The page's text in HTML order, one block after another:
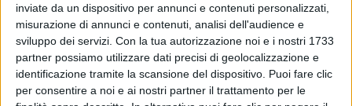
inviate da un dispositivo per annunci e contenuti personalizzati,
misurazione di annunci e contenuti, analisi dell'audience e
sviluppo dei servizi. Con la tua autorizzazione noi e i nostri 1733
partner possiamo utilizzare dati precisi di geolocalizzazione e
identificazione tramite la scansione del dispositivo. Puoi fare clic
per consentire a noi e ai nostri partner il trattamento per le
Giorgio Gaber, nuova puntata di 'Far finta di
essere sani': ecco il video
Si parte dal brano 'Non arrossire' commentato da
Lorenzo Luporini e Cimini